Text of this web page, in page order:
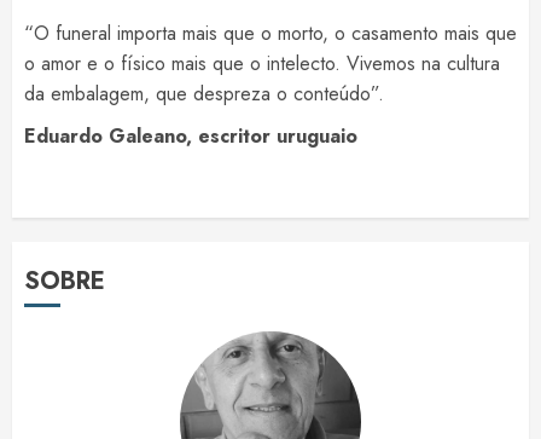
“O funeral importa mais que o morto, o casamento mais que
o amor e o físico mais que o intelecto. Vivemos na cultura
da embalagem, que despreza o conteúdo”.
Eduardo Galeano, escritor uruguaio
SOBRE